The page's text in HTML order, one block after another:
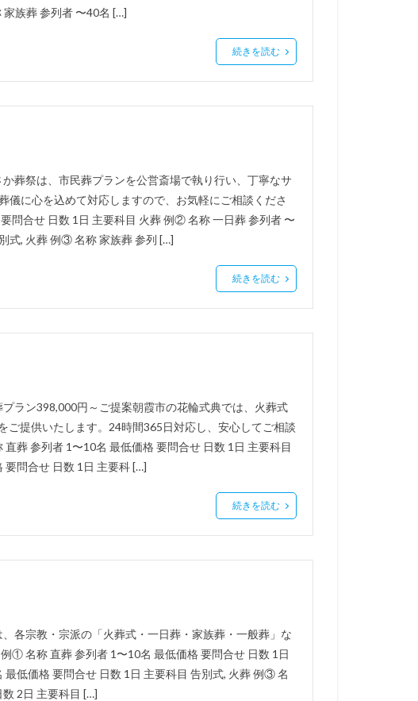
族葬 参列者 〜40名 […]
続きを読む
葬祭は、市民葬プランを公営斎場で執り行い、丁寧なサ
儀に心を込めて対応しますので、お気軽にご相談くださ
問合せ 日数 1日 主要科目 火葬 例② 名称 一日葬 参列者 〜
式, 火葬 例③ 名称 家族葬 参列 […]
続きを読む
ラン398,000円～ご提案朝霞市の花輪式典では、火葬式
ご提供いたします。24時間365日対応し、安心してご相談
葬 参列者 1〜10名 最低価格 要問合せ 日数 1日 主要科目
問合せ 日数 1日 主要科 […]
続きを読む
各宗教・宗派の「火葬式・一日葬・家族葬・一般葬」な
① 名称 直葬 参列者 1〜10名 最低価格 要問合せ 日数 1日
低価格 要問合せ 日数 1日 主要科目 告別式, 火葬 例③ 名
2日 主要科目 […]